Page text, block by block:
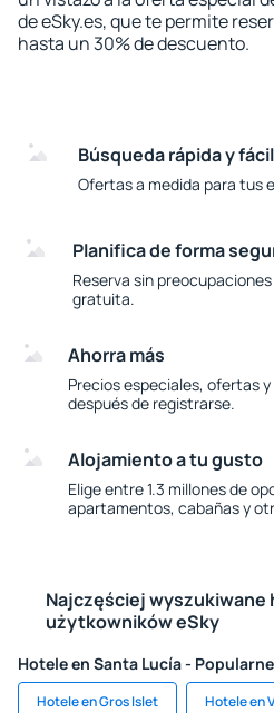
de eSky.es, que te permite
hasta un 30% de descuento.
Búsqueda rápida y
Ofertas a medida para tus
Planifica de forma
Reserva sin
gratuita.
Ahorra más
Precios especiales, ofertas
después de registrarse.
Alojamiento a tu gusto
Elige entre 1.3 millones de
apartamentos, cabañas y
Najczęściej wyszukiwane
użytkowników eSky
Hotele en Santa Lucía -
Hotele en Gros Islet Hotele en